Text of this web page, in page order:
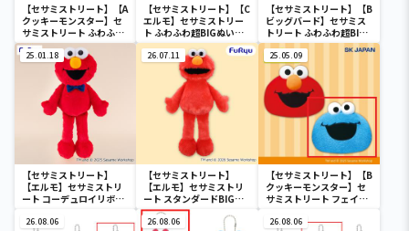
【セサミストリート】【A
クッキーモンスター】セ
サミストリート ふわふわ
超BIGぬいぐるみ
【セサミストリート】【C
エルモ】セサミストリー
ト ふわふわ超BIGぬいぐ
るみ
【セサミストリート】【B
ビッグバード】セサミス
トリート ふわふわ超BIG
ぬいぐるみ
25.01.18
【セサミストリート】
【エルモ】セサミストリ
ート コーデュロイリボン
～
26.07.11
【セサミストリート】
【エルモ】セサミストリ
ート スタンダードBIGぬ
いぐるみ～エルモ～
25.05.09
【セサミストリート】【B
クッキーモンスター】セ
サミストリート フェイス
26.08.06 26.08.06 26.08.06